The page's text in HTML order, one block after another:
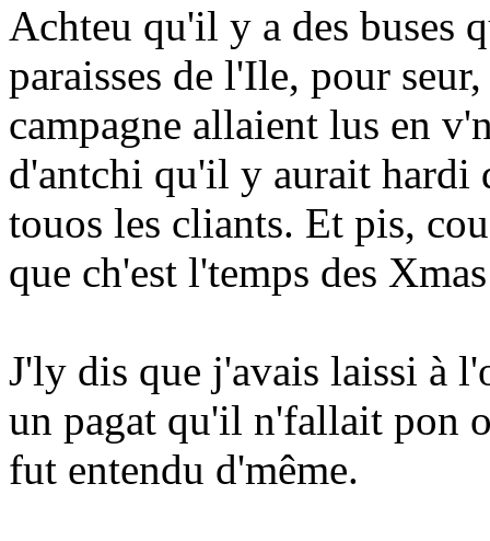
Achteu qu'il y a des buses
paraisses de l'Ile, pour
campagne allaient lus en
d'antchi qu'il y aurait hardi
touos les cliants. Et pis,
que ch'est l'temps des
J'ly dis que j'avais laissi à
un pagat qu'il n'fallait pon
fut entendu d'même.